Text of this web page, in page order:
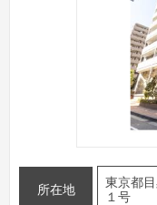
所在地
東京都
１号